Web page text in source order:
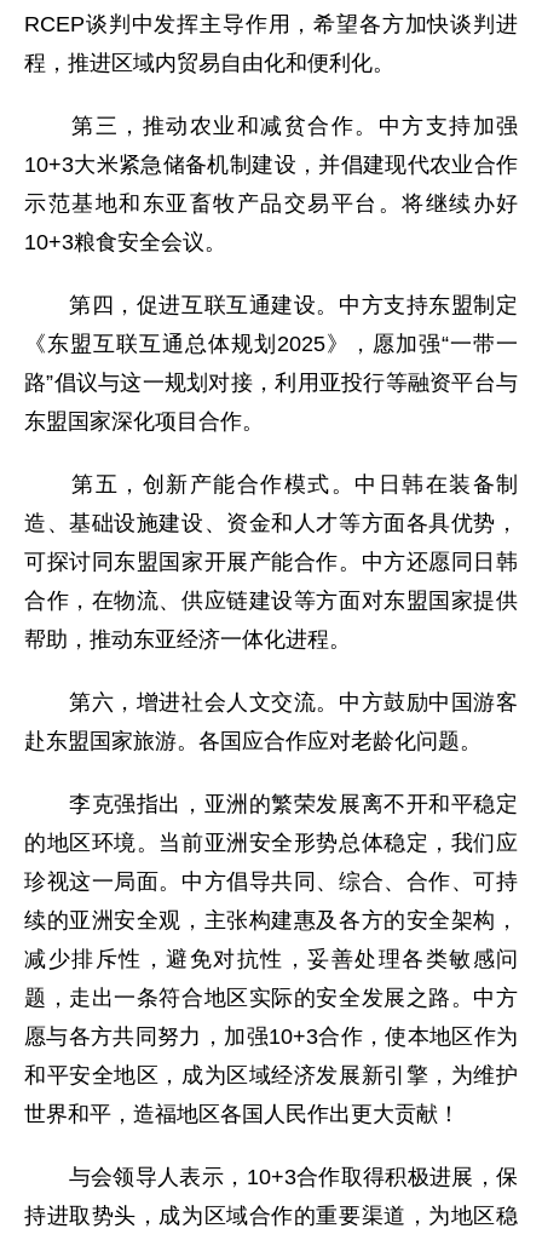
RCEP谈判中发挥主导作用，希望各方加快谈判进
程，推进区域内贸易自由化和便利化。
第三，推动农业和减贫合作。中方支持加强
10+3大米紧急储备机制建设，并倡建现代农业合作
示范基地和东亚畜牧产品交易平台。将继续办好
10+3粮食安全会议。
第四，促进互联互通建设。中方支持东盟制定
《东盟互联互通总体规划2025》，愿加强“一带一
路”倡议与这一规划对接，利用亚投行等融资平台与
东盟国家深化项目合作。
第五，创新产能合作模式。中日韩在装备制
造、基础设施建设、资金和人才等方面各具优势，
可探讨同东盟国家开展产能合作。中方还愿同日韩
合作，在物流、供应链建设等方面对东盟国家提供
帮助，推动东亚经济一体化进程。
第六，增进社会人文交流。中方鼓励中国游客
赴东盟国家旅游。各国应合作应对老龄化问题。
李克强指出，亚洲的繁荣发展离不开和平稳定
的地区环境。当前亚洲安全形势总体稳定，我们应
珍视这一局面。中方倡导共同、综合、合作、可持
续的亚洲安全观，主张构建惠及各方的安全架构，
减少排斥性，避免对抗性，妥善处理各类敏感问
题，走出一条符合地区实际的安全发展之路。中方
愿与各方共同努力，加强10+3合作，使本地区作为
和平安全地区，成为区域经济发展新引擎，为维护
世界和平，造福地区各国人民作出更大贡献！
与会领导人表示，10+3合作取得积极进展，保
持进取势头，成为区域合作的重要渠道，为地区稳